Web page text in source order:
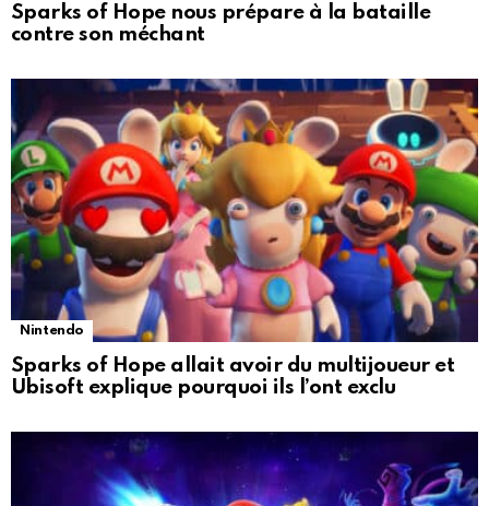
Sparks of Hope nous prépare à la bataille
contre son méchant
Nintendo
Sparks of Hope allait avoir du multijoueur et
Ubisoft explique pourquoi ils l’ont exclu